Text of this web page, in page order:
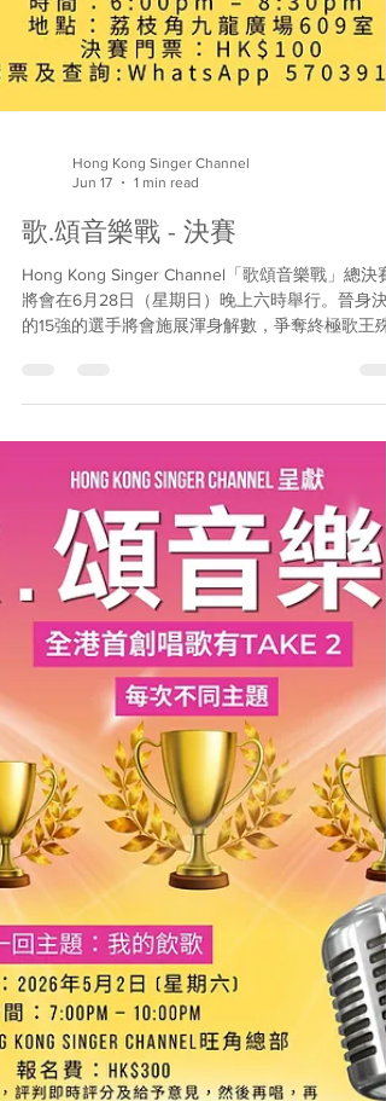
Hong Kong Singer Channel
Jun 17
1 min read
Hong Kong Singer Channel「歌頌音樂戰」總決賽
榮。他們當中有經驗豐富的歌手，也有不斷努力、
不斷進步的新生代選手，大家以歌會友，共聚台上
努力爭勝。歡迎大家來觀看及支持，門票每張港幣
$100。有興趣購買的朋友，可以WhatsApp
57039103。 ========================== HONG
KONG SINGER CHANNEL 讓每一個人唱出心聲Let
Everyone Sing From Their Heart Follow我哋
Facebook: Hong Kong Singer Channel Youtube:
hksingerchannel Website: www.hksingerchannel
Instagram: hkscchannel